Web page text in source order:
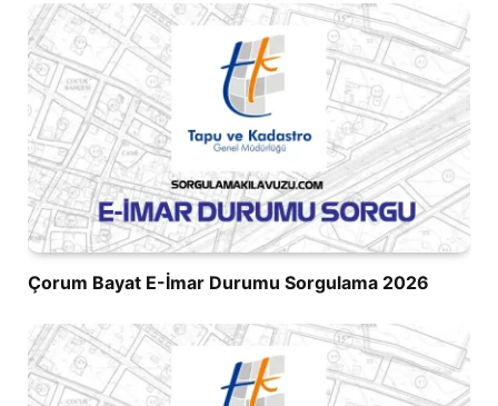
Çorum Bayat E-İmar Durumu Sorgulama 2026